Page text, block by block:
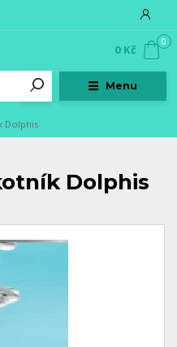
Menu
0
0 Kč
Dolphis
Dolphis